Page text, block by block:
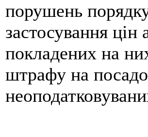
порушень
застосування
покладених на
штрафу на